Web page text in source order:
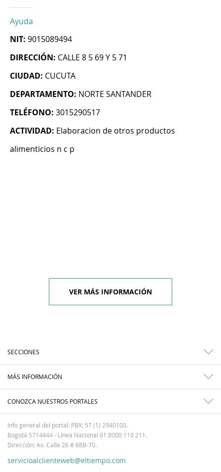
Ayuda
NIT: 9015089494
DIRECCIÓN: CALLE 8 5 69 Y 5 71
CIUDAD: CUCUTA
DEPARTAMENTO: NORTE SANTANDER
TELÉFONO: 3015290517
ACTIVIDAD: Elaboracion de otros productos
alimenticios n c p
VER MÁS INFORMACIÓN
SECCIONES
MÁS INFORMACIÓN
CONOZCA NUESTROS PORTALES
Info general del portal: PBX: 57 (1) 2940100.
Bogotá 5714444 - Línea Nacional 01 8000 110 211.
Dirección: Av. Calle 26 # 68B-70.
servicioalclienteweb@eltiempo.com